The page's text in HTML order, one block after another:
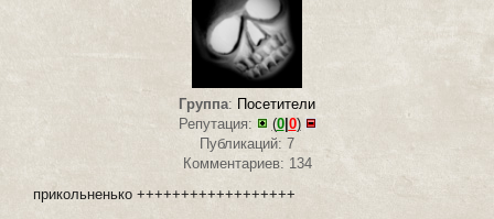
Группа: Посетители
Репутация:
(0| 0)
Публикаций: 7
Комментариев: 134
прикольненько ++++++++++++++++++